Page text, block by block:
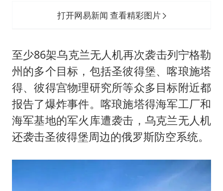
打开网易新闻 查看精彩图片
至少86架乌克兰无人机再次袭击列宁格勒
州的多个目标，包括圣彼得堡、喀琅施塔
得、彼得宫物理研究所等众多目标附近都
报告了爆炸事件。喀琅施塔得海军工厂和
海军基地的军火库遭袭击，乌克兰无人机
还袭击圣彼得堡周边的俄罗斯防空系统。